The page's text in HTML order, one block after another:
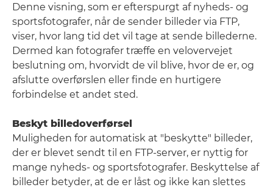
Denne visning, som er efterspurgt af nyheds- og
sportsfotografer, når de sender billeder via FTP,
viser, hvor lang tid det vil tage at sende billederne.
Dermed kan fotografer træffe en velovervejet
beslutning om, hvorvidt de vil blive, hvor de er, og
afslutte overførslen eller finde en hurtigere
forbindelse et andet sted.
Beskyt billedoverførsel
Muligheden for automatisk at "beskytte" billeder,
der er blevet sendt til en FTP-server, er nyttig for
mange nyheds- og sportsfotografer. Beskyttelse af
billeder betyder, at de er låst og ikke kan slettes